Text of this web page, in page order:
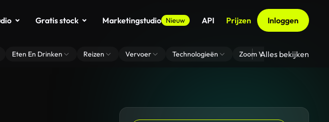
Gratis stock Marketingstudio Nieuw API Prijzen Inloggen
Eten En Drinken Reizen Vervoer Technologieën Zoom Virtuele
Alles bekijken